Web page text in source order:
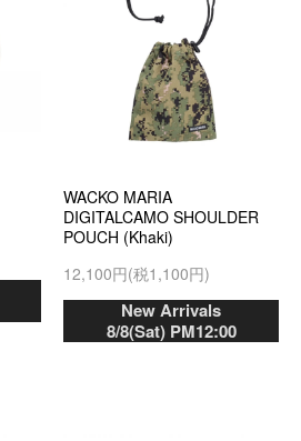
WACKO MARIA
DIGITALCAMO SHOULDER
POUCH (Khaki)
12,100円(税1,100円)
New Arrivals
8/8(Sat) PM12:00